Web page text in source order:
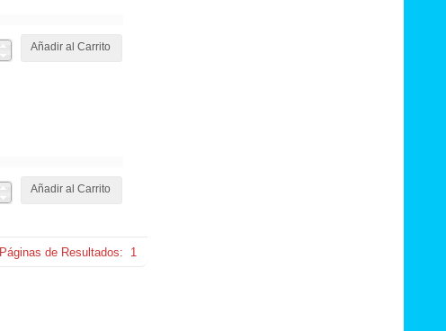
Añadir al Carrito
Añadir al Carrito
Páginas de Resultados: 1